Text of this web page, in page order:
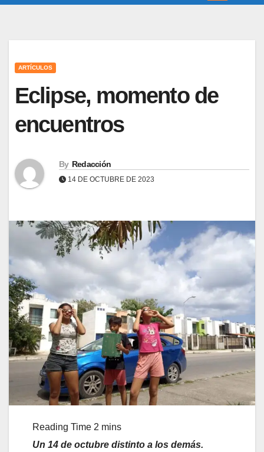
ARTÍCULOS
Eclipse, momento de
encuentros
By Redacción
14 DE OCTUBRE DE 2023
Un 14 de octubre distinto a los demás.